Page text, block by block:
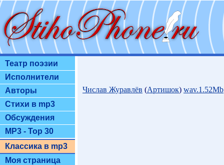
Театр поэзии
Исполнители
Авторы
Стихи в mp3
Обсуждения
MP3 - Top 30
Классика в mp3
Моя страница
Числав Журавлёв (Артишок) wav.1.52Mb